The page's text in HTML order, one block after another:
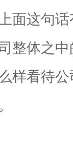
这句话
整体之
样看待